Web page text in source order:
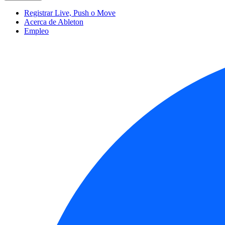
Registrar Live, Push o Move
Acerca de Ableton
Empleo